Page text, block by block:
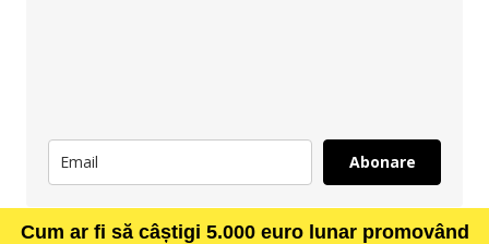
Abonare
Cum ar fi să câștigi 5.000 euro lunar promovând